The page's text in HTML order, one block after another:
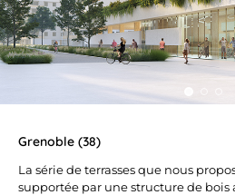
Grenoble (38)
La série de terrasses que nous
supportée par une structure de bois